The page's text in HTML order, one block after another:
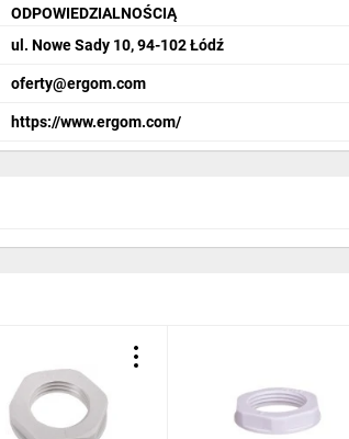
ODPOWIEDZIALNOŚCIĄ
ul. Nowe Sady 10, 94-102 Łódź
oferty@ergom.com
https://www.ergom.com/